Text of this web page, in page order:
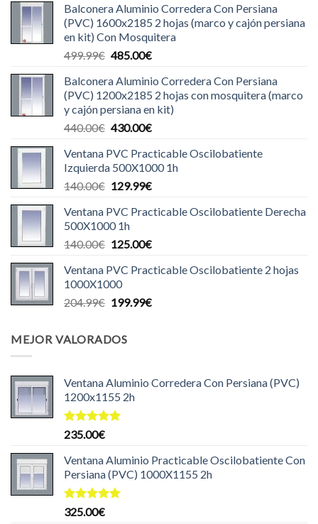
Balconera Aluminio Corredera Con Persiana
(PVC) 1600x2185 2 hojas (marco y cajón persiana
en kit) Con Mosquitera
499.99€ El
original
era:
499.99€.
485.00€El
actual
es:
485.00€.
Balconera Aluminio Corredera Con Persiana
(PVC) 1200x2185 2 hojas con mosquitera (marco
y cajón persiana en kit)
440.00€ El
original
era:
440.00€.
430.00€El
actual
es:
430.00€.
Ventana PVC Practicable Oscilobatiente
Izquierda 500X1000 1h
140.00€ El
original
era:
140.00€.
129.99€El
actual
129.99€.
Ventana PVC Practicable Oscilobatiente Derecha
500X1000 1h
140.00€ El
original
era:
140.00€.
125.00€El
actual
125.00€.
Ventana PVC Practicable Oscilobatiente 2 hojas
1000X1000
204.99€ El
era:
199.99€El
MEJOR VALORADOS
Ventana Aluminio Corredera Con Persiana (PVC)
1200x1155 2h
Valorado
de 5
235.00€
Ventana Aluminio Practicable Oscilobatiente Con
Persiana (PVC) 1000X1155 2h
Valorado
325.00€